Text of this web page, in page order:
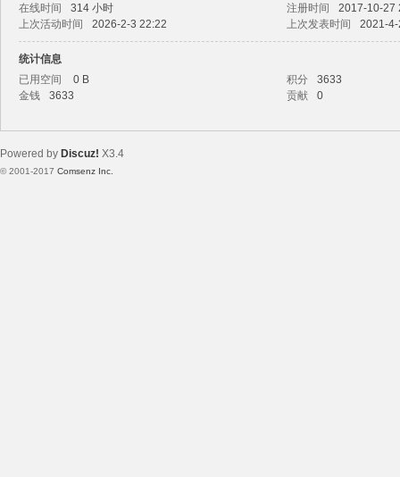
在线时间
314 小时 注册时间
2017-10-27
上次活动时间
2026-2-3 22:22 上次发表时间 2021-
统计信息
已用空间
0 B 积分
3633
金钱
3633 贡献 0
Powered by Discuz! X3.4
© 2001-2017 Comsenz Inc.